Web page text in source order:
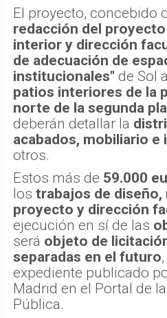
El proyecto, concebido
redacción del
interior y dirección
de adecuación de
institucionales" de Sol
patios interiores de la
norte de la segunda
deberán detallar la
acabados, mobiliario e
otros.
Estos más de 59.000
los trabajos de diseño,
proyecto y dirección
ejecución en sí de las
será objeto de
separadas en el futuro
expediente publicado
Madrid en el Portal de
Pública.